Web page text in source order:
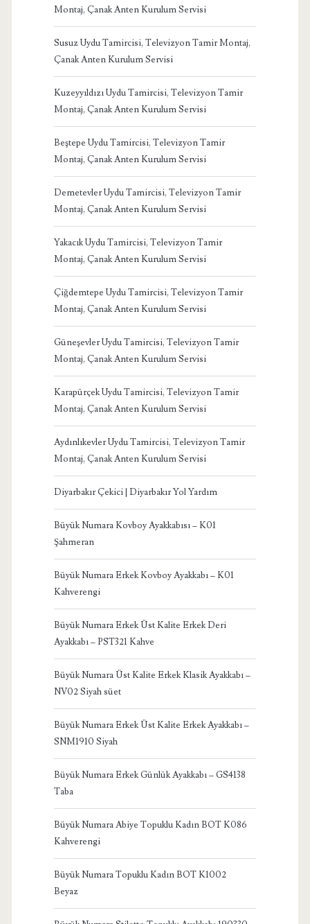
Montaj, Çanak Anten Kurulum Servisi
Susuz Uydu Tamircisi, Televizyon Tamir Montaj,
Çanak Anten Kurulum Servisi
Kuzeyyıldızı Uydu Tamircisi, Televizyon Tamir
Montaj, Çanak Anten Kurulum Servisi
Beştepe Uydu Tamircisi, Televizyon Tamir
Montaj, Çanak Anten Kurulum Servisi
Demetevler Uydu Tamircisi, Televizyon Tamir
Montaj, Çanak Anten Kurulum Servisi
Yakacık Uydu Tamircisi, Televizyon Tamir
Montaj, Çanak Anten Kurulum Servisi
Çiğdemtepe Uydu Tamircisi, Televizyon Tamir
Montaj, Çanak Anten Kurulum Servisi
Güneşevler Uydu Tamircisi, Televizyon Tamir
Montaj, Çanak Anten Kurulum Servisi
Karapürçek Uydu Tamircisi, Televizyon Tamir
Montaj, Çanak Anten Kurulum Servisi
Aydınlıkevler Uydu Tamircisi, Televizyon Tamir
Montaj, Çanak Anten Kurulum Servisi
Diyarbakır Çekici | Diyarbakır Yol Yardım
Büyük Numara Kovboy Ayakkabısı – K01
Şahmeran
Büyük Numara Erkek Kovboy Ayakkabı – K01
Kahverengi
Büyük Numara Erkek Üst Kalite Erkek Deri
Ayakkabı – PST321 Kahve
Büyük Numara Üst Kalite Erkek Klasik Ayakkabı –
NV02 Siyah süet
Büyük Numara Erkek Üst Kalite Erkek Ayakkabı –
SNM1910 Siyah
Büyük Numara Erkek Günlük Ayakkabı – GS4138
Taba
Büyük Numara Abiye Topuklu Kadın BOT K086
Kahverengi
Büyük Numara Topuklu Kadın BOT K1002
Beyaz